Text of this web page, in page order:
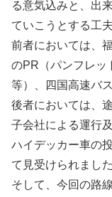
る意気込みと、出
ていこうとする工
前者においては、
のPR（パンフレッ
等）、四国高速バ
後者においては、
子会社による運行
ハイデッカー車の
て見受けられました
そして、今回の路